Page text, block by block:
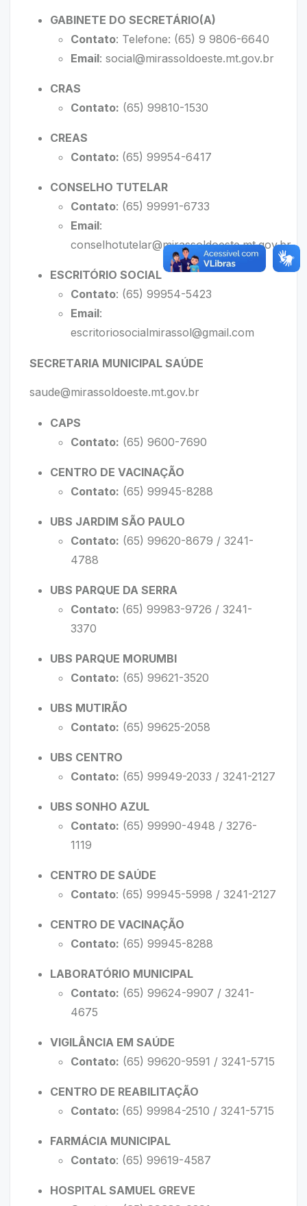
GABINETE DO SECRETÁRIO(A)
Contato: Telefone: (65) 9 9806-6640
Email: social@mirassoldoeste.mt.gov.br
CRAS
Contato: (65) 99810-1530
CREAS
Contato: (65) 99954-6417
CONSELHO TUTELAR
Contato: (65) 99991-6733
Email:
conselhotutelar@mirassoldoeste.mt.gov.br
ESCRITÓRIO SOCIAL
Contato: (65) 99954-5423
Email:
escritoriosocialmirassol@gmail.com
SECRETARIA MUNICIPAL SAÚDE
saude@mirassoldoeste.mt.gov.br
CAPS
Contato: (65) 9600-7690
CENTRO DE VACINAÇÃO
Contato: (65) 99945-8288
UBS JARDIM SÃO PAULO
Contato: (65) 99620-8679 / 3241-
4788
UBS PARQUE DA SERRA
Contato: (65) 99983-9726 / 3241-
3370
UBS PARQUE MORUMBI
Contato: (65) 99621-3520
UBS MUTIRÃO
Contato: (65) 99625-2058
UBS CENTRO
Contato: (65) 99949-2033 / 3241-2127
UBS SONHO AZUL
Contato: (65) 99990-4948 / 3276-
1119
CENTRO DE SAÚDE
Contato: (65) 99945-5998 / 3241-2127
CENTRO DE VACINAÇÃO
Contato: (65) 99945-8288
LABORATÓRIO MUNICIPAL
Contato: (65) 99624-9907 / 3241-
4675
VIGILÂNCIA EM SAÚDE
Contato: (65) 99620-9591 / 3241-5715
CENTRO DE REABILITAÇÃO
Contato: (65) 99984-2510 / 3241-5715
FARMÁCIA MUNICIPAL
Contato: (65) 99619-4587
HOSPITAL SAMUEL GREVE